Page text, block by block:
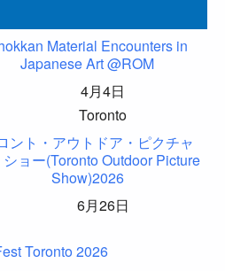
Material Encounters in
Japanese Art @ROM
4月4日
Toronto
ント・アウトドア・ピクチャ
ショー(Toronto Outdoor Picture
Show)2026
6月26日
Toronto 2026